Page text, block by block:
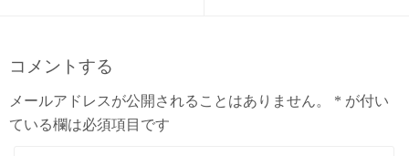
コメントする
メールアドレスが公開されることはありません。 * が付い
ている欄は必須項目です